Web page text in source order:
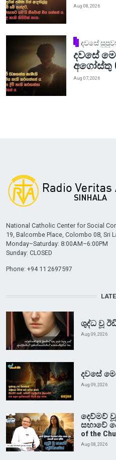
Aug 08, 2026
දවසේ
දවසේ
අගෝස්තු
Aug 07, 2026
National Catholic Center for Social
19, Balcombe Place, Colombo 08, Sri
Monday–Saturday: 8:00AM–6:00PM
Sunday: CLOSED
Phone: +94 11 2697597
ශුද්ධ වූ
Aug 09, 2026
දවසේ
Aug 09, 2026
දෙව්මව් වූ
සභාවේ
of the
Aug 08, 2026